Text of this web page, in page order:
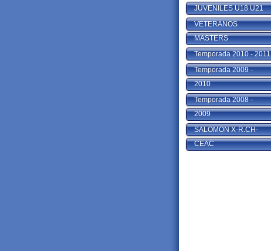
JUVENILES U18 U21
VETERANOS
MASTERS
Temporada 2010 - 2011
Temporada 2009 -
2010
Temporada 2008 -
2009
SALOMON X-R.CH-
CEAC